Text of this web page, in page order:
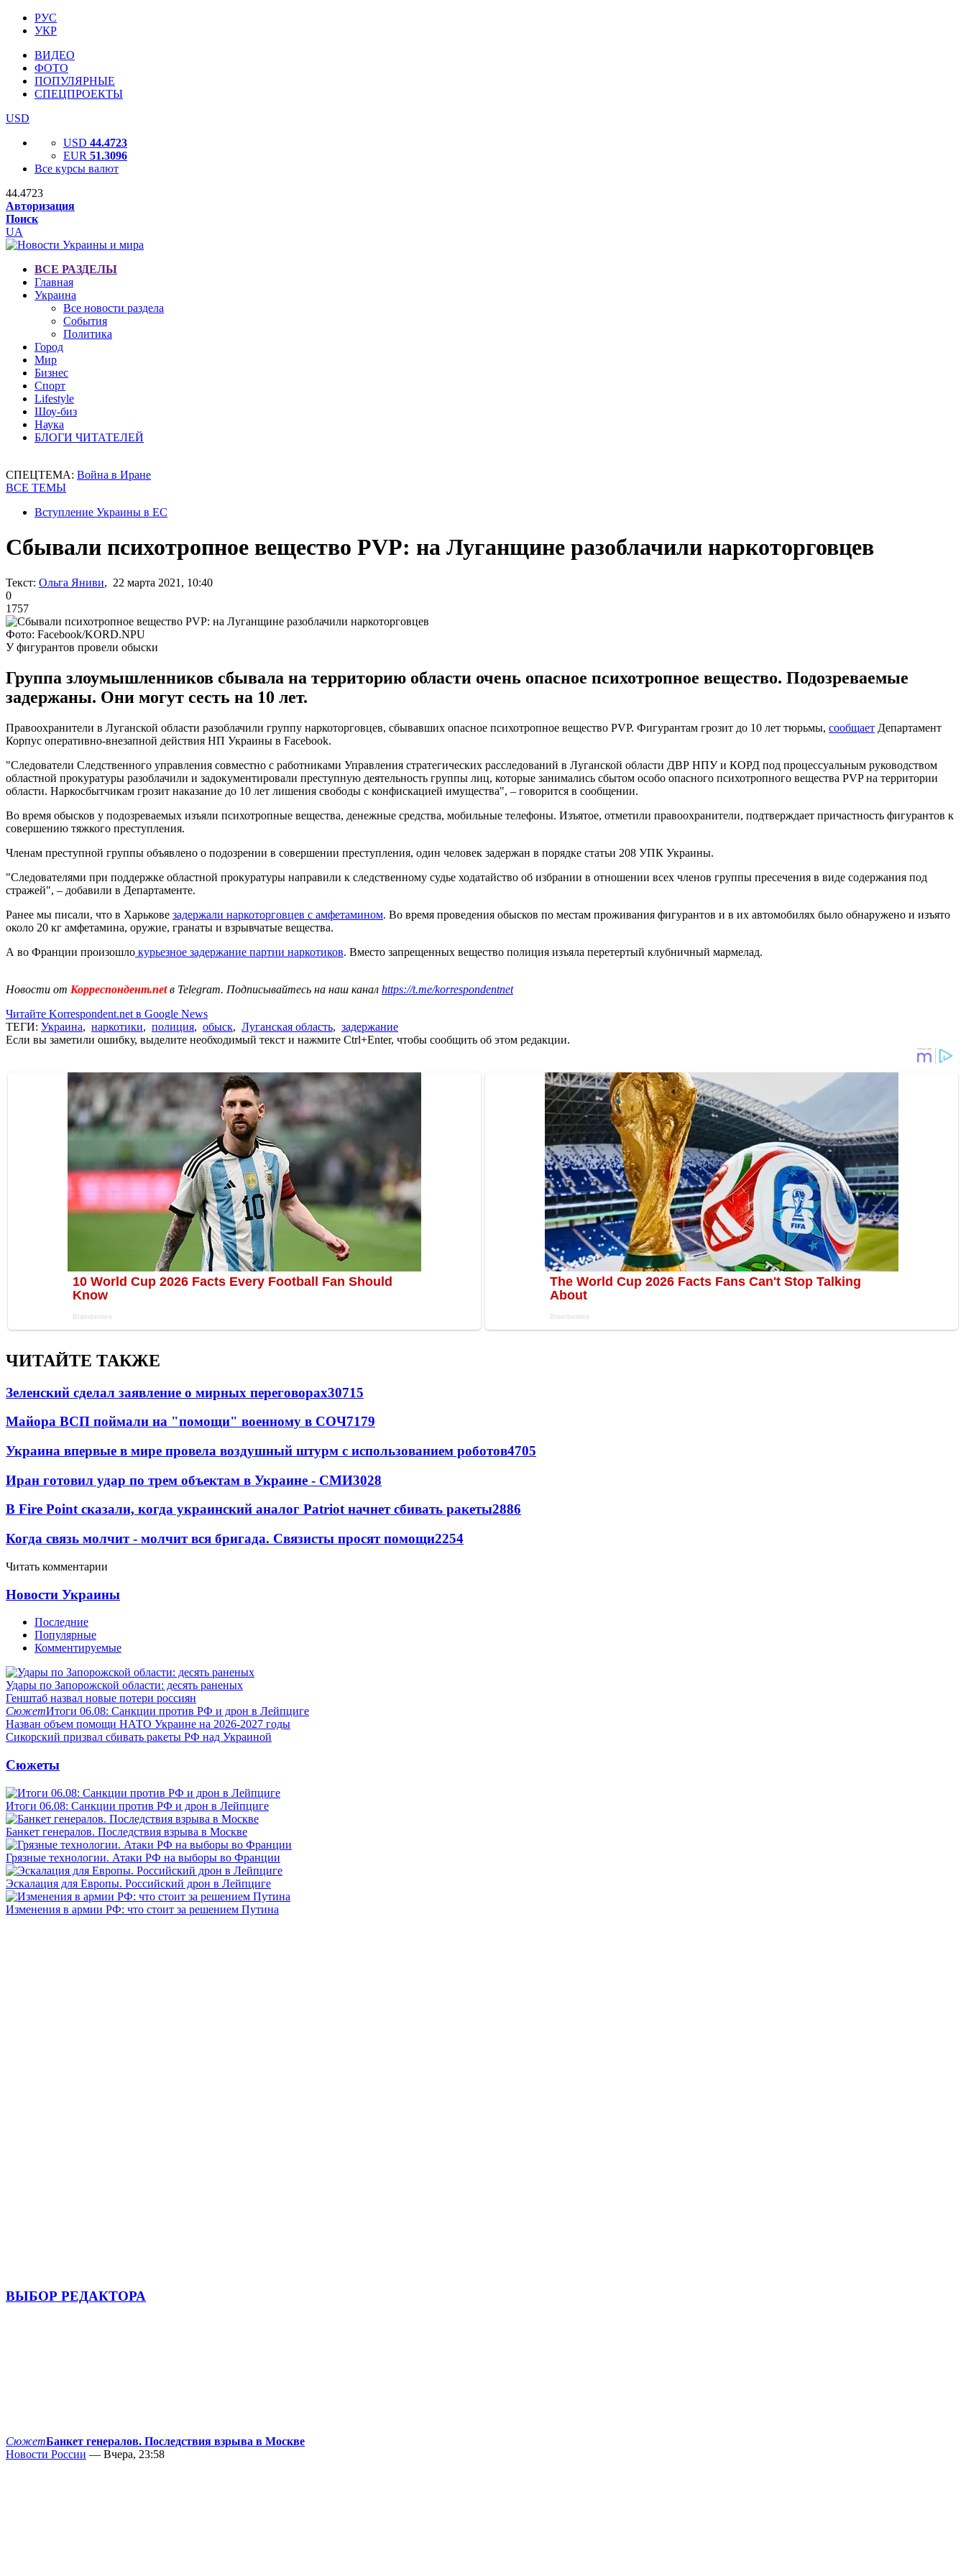
РУС
УКР
ВИДЕО
ФОТО
ПОПУЛЯРНЫЕ
СПЕЦПРОЕКТЫ
USD
USD 44.4723
EUR 51.3096
Все курсы валют
44.4723
Авторизация
Поиск
UA
ВСЕ РАЗДЕЛЫ
Главная
Украина
Все новости раздела
События
Политика
Город
Мир
Бизнес
Спорт
Lifestyle
Шоу-биз
Наука
БЛОГИ ЧИТАТЕЛЕЙ
СПЕЦТЕМА: Война в Иране
ВСЕ ТЕМЫ
Вступление Украины в ЕС
Сбывали психотропное вещество PVP: на Луганщине разоблачили наркоторговцев
Текст: Ольга Яниви, 22 марта 2021, 10:40
0
1757
Фото: Facebook/KORD.NPU
У фигурантов провели обыски
Группа злоумышленников сбывала на территорию области очень опасное психотропное вещество. Подозреваемые
задержаны. Они могут сесть на 10 лет.
Правоохранители в Луганской области разоблачили группу наркоторговцев, сбывавших опасное психотропное вещество PVP. Фигурантам грозит до 10 лет тюрьмы, сообщает Департамент
Корпус оперативно-внезапной действия НП Украины в Facebook.
"Следователи Следственного управления совместно с работниками Управления стратегических расследований в Луганской области ДВР НПУ и КОРД под процессуальным руководством
областной прокуратуры разоблачили и задокументировали преступную деятельность группы лиц, которые занимались сбытом особо опасного психотропного вещества PVP на территории
области. Наркосбытчикам грозит наказание до 10 лет лишения свободы с конфискацией имущества", – говорится в сообщении.
Во время обысков у подозреваемых изъяли психотропные вещества, денежные средства, мобильные телефоны. Изъятое, отметили правоохранители, подтверждает причастность фигурантов к
совершению тяжкого преступления.
Членам преступной группы объявлено о подозрении в совершении преступления, один человек задержан в порядке статьи 208 УПК Украины.
"Следователями при поддержке областной прокуратуры направили к следственному судье ходатайство об избрании в отношении всех членов группы пресечения в виде содержания под
стражей", – добавили в Департаменте.
Ранее мы писали, что в Харькове задержали наркоторговцев с амфетамином. Во время проведения обысков по местам проживания фигурантов и в их автомобилях было обнаружено и изъято
около 20 кг амфетамина, оружие, гранаты и взрывчатые вещества.
А во Франции произошло курьезное задержание партии наркотиков. Вместо запрещенных вещество полиция изъяла перетертый клубничный мармелад.
Новости от Корреспондент.netв Telegram. Подписывайтесь на наш канал https://t.me/korrespondentnet
Читайте Korrespondent.net в Google News
ТЕГИ: Украина, наркотики, полиция, обыск, Луганская область, задержание
Если вы заметили ошибку, выделите необходимый текст и нажмите Ctrl+Enter, чтобы сообщить об этом редакции.
ЧИТАЙТЕ ТАКЖЕ
Зеленский сделал заявление о мирных переговорах30715
Майора ВСП поймали на "помощи" военному в СОЧ7179
Украина впервые в мире провела воздушный штурм с использованием роботов4705
Иран готовил удар по трем объектам в Украине - СМИ3028
В Fire Point сказали, когда украинский аналог Patriot начнет сбивать ракеты2886
Когда связь молчит - молчит вся бригада. Связисты просят помощи2254
Читать комментарии
Новости Украины
Последние
Популярные
Комментируемые
Удары по Запорожской области: десять раненых
Генштаб назвал новые потери россиян
СюжетИтоги 06.08: Санкции против РФ и дрон в Лейпциге
Назван объем помощи НАТО Украине на 2026-2027 годы
Сикорский призвал сбивать ракеты РФ над Украиной
Сюжеты
Итоги 06.08: Санкции против РФ и дрон в Лейпциге
Банкет генералов. Последствия взрыва в Москве
Грязные технологии. Атаки РФ на выборы во Франции
Эскалация для Европы. Российский дрон в Лейпциге
Изменения в армии РФ: что стоит за решением Путина
ВЫБОР РЕДАКТОРА
СюжетБанкет генералов. Последствия взрыва в Москве
Новости России — Вчера, 23:58